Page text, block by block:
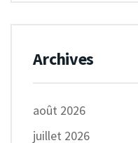
Archives
août 2026
juillet 2026